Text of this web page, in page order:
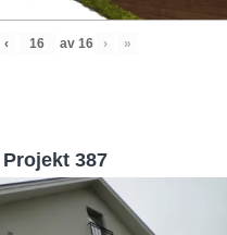
‹ av 16 › »
Projekt 387